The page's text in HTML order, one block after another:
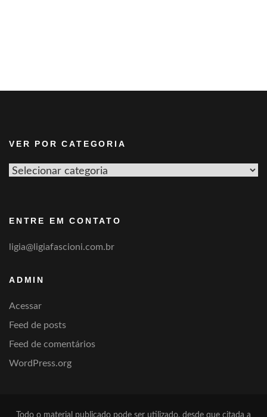
VER POR CATEGORIA
Ver
ENTRE EM CONTATO
ligia@ligiafascioni.com.br
ADMIN
Acessar
Feed de posts
Feed de comentários
WordPress.org
Todo o material publicado pode ser utilizado, desde que citada a